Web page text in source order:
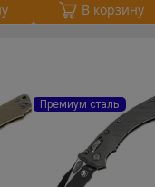
В корзину
Премиум сталь